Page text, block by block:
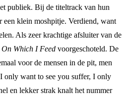
publiek. Bij de titeltrack van hun
een klein moshpitje. Verdiend, want
Als zeer krachtige afsluiter van de
On Which I Feed voorgeschoteld. De
voor de mensen in de pit, men
only want to see you suffer, I only
en lekker strak knalt het nummer